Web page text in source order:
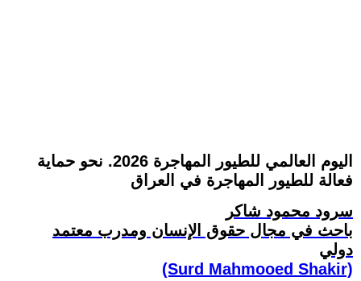
اليوم العالمي للطيور المهاجرة 2026. نحو حماية
فعالة للطيور المهاجرة في العراق
سرود محمود شاكر
باحث في مجال حقوق الإنسان ومدرب معتمد
دولي
(Surd Mahmooed Shakir)